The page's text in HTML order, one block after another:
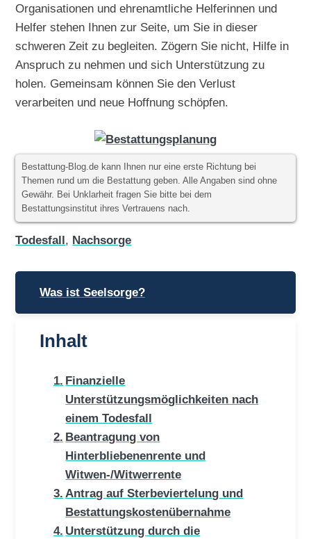
Organisationen und ehrenamtliche Helferinnen und
Helfer stehen Ihnen zur Seite, um Sie in dieser
schweren Zeit zu begleiten. Zögern Sie nicht, Hilfe in
Anspruch zu nehmen und sich Unterstützung zu
holen. Gemeinsam können Sie den Verlust
verarbeiten und neue Hoffnung schöpfen.
Bestattung-Blog.de kann Ihnen nur eine erste Richtung bei
Themen rund um die Bestattung geben. Alle Angaben sind ohne
Gewähr. Bei Unklarheit fragen Sie bitte bei dem
Bestattungsinstitut ihres Vertrauens nach.
Todesfall, Nachsorge
Beitragsnavigation
Was ist Seelsorge?
Inhalt
Finanzielle
Unterstützungsmöglichkeiten nach
einem Todesfall
Beantragung von
Hinterbliebenenrente und
Witwen-/Witwerrente
Antrag auf Sterbeviertelung und
Bestattungskostenübernahme
Unterstützung durch die